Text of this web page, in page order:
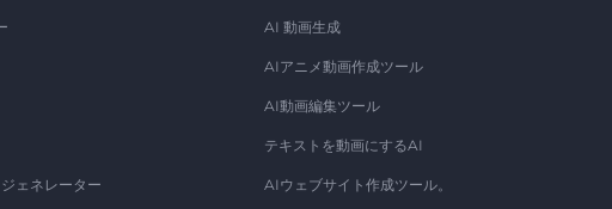
ェネレーター
AI 動画生成
AIアニメ動画作成ツール
AI動画編集ツール
テキストを動画にするAI
AIウェブサイト作成ツール。